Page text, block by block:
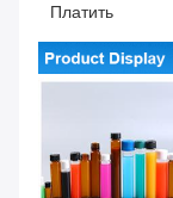
Платить